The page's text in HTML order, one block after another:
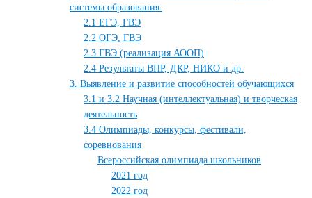
системы образования.
2.1 ЕГЭ, ГВЭ
2.2 ОГЭ, ГВЭ
2.3 ГВЭ (реализация АООП)
2.4 Результаты ВПР, ДКР, НИКО и др.
3. Выявление и развитие способностей обучающихся
3.1 и 3.2 Научная (интеллектуальная) и творческая
деятельность
3.4 Олимпиады, конкурсы, фестивали,
соревнования
Всероссийская олимпиада школьников
2021 год
2022 год